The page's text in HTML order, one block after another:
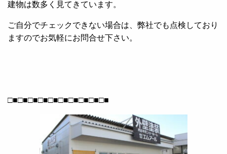
建物は数多く見てきています。
ご自分でチェックできない場合は、弊社でも点検しており
ますのでお気軽にお問合せ下さい。
□■□■□■□■□■□■□■□■□■□■